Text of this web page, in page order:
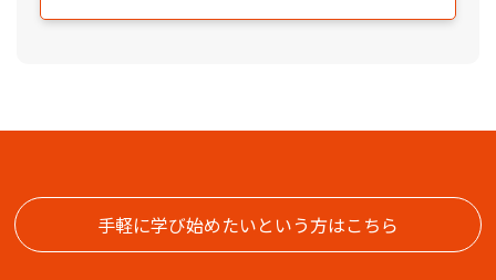
手軽に学び始めたいという方はこちら